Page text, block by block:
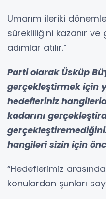
Umarım ileriki
sürekliliğini kazanır ve
adımlar atılır.”
Parti olarak Üsküp
gerçekleştirmek için
hedefleriniz
kadarını
hangileri sizin için
“Hedeflerimiz
konulardan şunları